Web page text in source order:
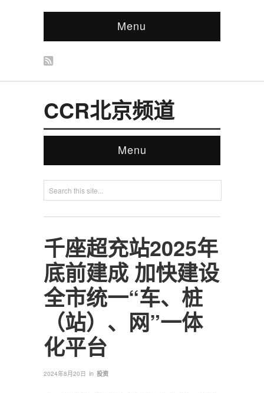
Menu
CCR北京频道
Menu
千座超充站2025年
底前建成 加快建设
全市统一“车、桩
（站）、网”一体
化平台
2024年8月20日 in 投资